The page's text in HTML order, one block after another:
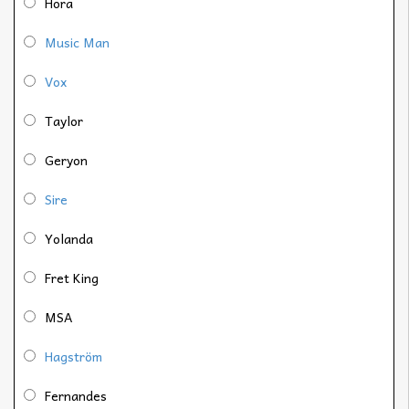
Music Man
Vox
Taylor
Geryon
Sire
Yolanda
Fret King
MSA
Hagström
Fernandes